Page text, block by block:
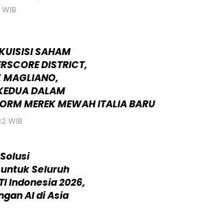
SAHAM
DISTRICT,
MAGLIANO,
DALAM
MEREK MEWAH ITALIA BARU
WIB
Seluruh
Indonesia 2026,
AI di Asia